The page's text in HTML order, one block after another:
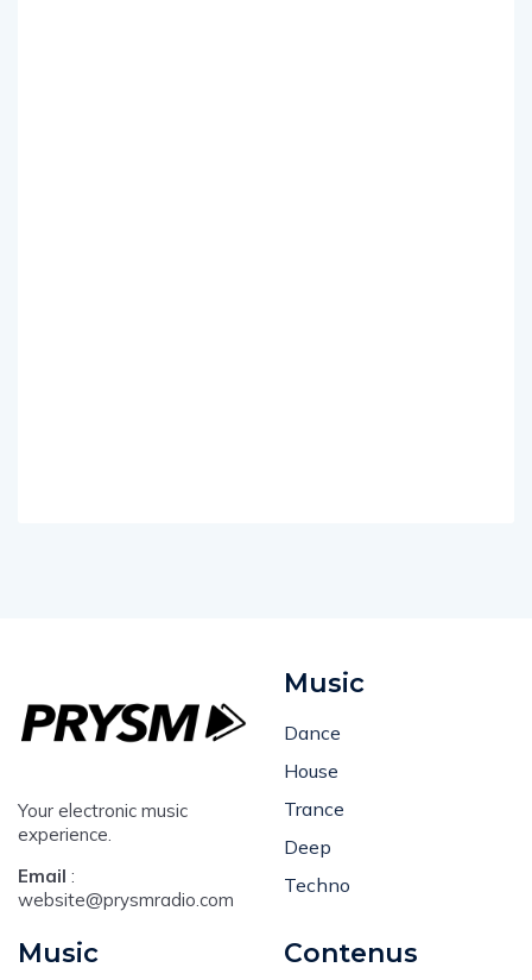
Your electronic music
experience.
Email :
website@prysmradio.com
Music
Dance
House
Trance
Deep
Techno
Music Contenus